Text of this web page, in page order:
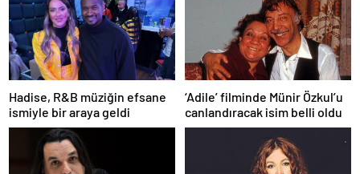
Hadise, R&B müziğin efsane
ismiyle bir araya geldi
‘Adile’ filminde Münir Özkul’u
canlandıracak isim belli oldu